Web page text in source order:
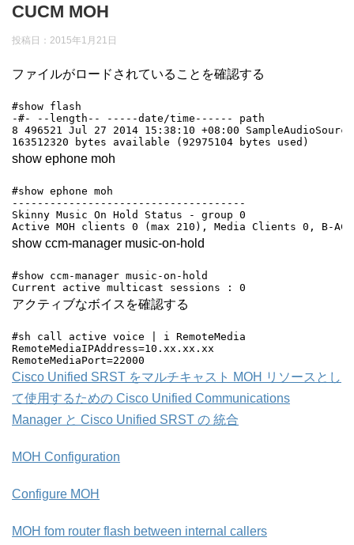
CUCM MOH
投稿日： 2015年1月21日
ファイルがロードされていることを確認する
#show flash
-#- --length-- -----date/time------ path
8 496521 Jul 27 2014 15:38:10 +08:00
163512320 bytes available (92975104 bytes used)
show ephone moh
#show ephone moh
-------------------------------------
Skinny Music On Hold Status - group 0
Active MOH clients 0 (max 210), Media Clients 0, B-
show ccm-manager music-on-hold
#show ccm-manager music-on-hold
Current active multicast sessions : 0
アクティブなボイスを確認する
#sh call active voice | i RemoteMedia
RemoteMediaIPAddress=10.xx.xx.xx
RemoteMediaPort=22000
Cisco Unified SRST をマルチキャスト MOH リソースとし
て使用するための Cisco Unified Communications
Manager と Cisco Unified SRST の 統合
MOH Configuration
Configure MOH
MOH fom router flash between internal callers